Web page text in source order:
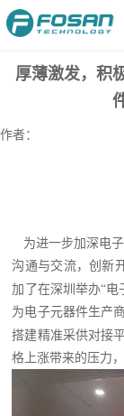
厚薄激发，积
作者：
为进一步加深电
沟通与交流，创新
加了在深圳举办“电
为电子元器件生产
搭建精准采供对接
格上涨带来的压力